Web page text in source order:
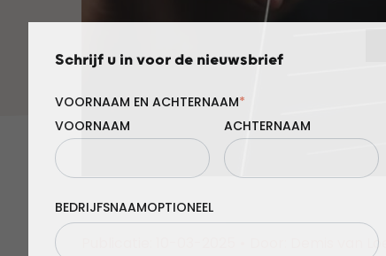
Door: Demis van
Schrijf u in voor de nieuwsbrief
VOORNAAM EN ACHTERNAAM*
VOORNAAM
ACHTERNAAM
BEDRIJFSNAAM